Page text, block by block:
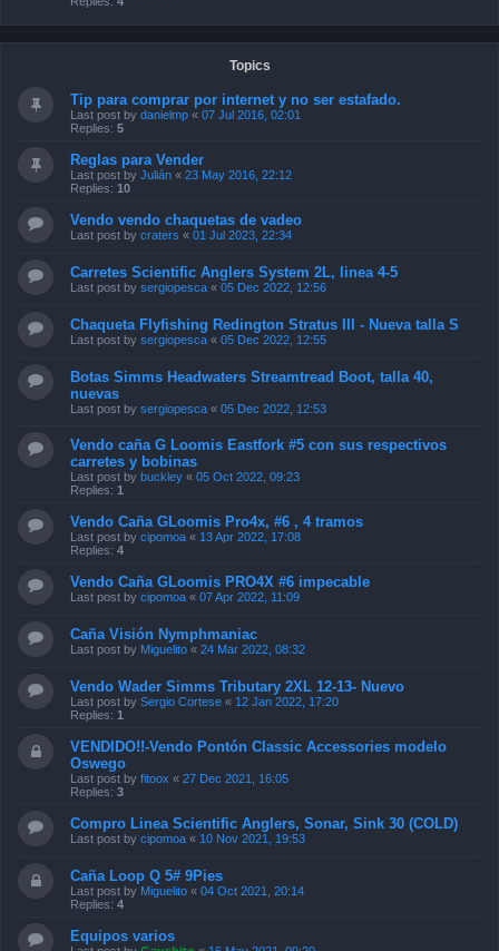
Topics
Tip para comprar por internet y no ser estafado.
Last post by danielmp « 07 Jul 2016, 02:01
Replies: 5
Reglas para Vender
Last post by Julián « 23 May 2016, 22:12
Replies: 10
Vendo vendo chaquetas de vadeo
Last post by craters « 01 Jul 2023, 22:34
Carretes Scientific Anglers System 2L, linea 4-5
Last post by sergiopesca « 05 Dec 2022, 12:56
Chaqueta Flyfishing Redington Stratus III - Nueva talla S
Last post by sergiopesca « 05 Dec 2022, 12:55
Botas Simms Headwaters Streamtread Boot, talla 40,
nuevas
Last post by sergiopesca « 05 Dec 2022, 12:53
Vendo caña G Loomis Eastfork #5 con sus respectivos
carretes y bobinas
Last post by buckley « 05 Oct 2022, 09:23
Replies: 1
Vendo Caña GLoomis Pro4x, #6 , 4 tramos
Last post by cipomoa « 13 Apr 2022, 17:08
Replies: 4
Vendo Caña GLoomis PRO4X #6 impecable
Last post by cipomoa « 07 Apr 2022, 11:09
Caña Visión Nymphmaniac
Last post by Miguelito « 24 Mar 2022, 08:32
Vendo Wader Simms Tributary 2XL 12-13- Nuevo
Last post by Sergio Cortese « 12 Jan 2022, 17:20
Replies: 1
VENDIDO!!-Vendo Pontón Classic Accessories modelo
Oswego
Last post by fitoox « 27 Dec 2021, 16:05
Replies: 3
Compro Linea Scientific Anglers, Sonar, Sink 30 (COLD)
Last post by cipomoa « 10 Nov 2021, 19:53
Caña Loop Q 5# 9Pies
Last post by Miguelito « 04 Oct 2021, 20:14
Replies: 4
Equipos varios